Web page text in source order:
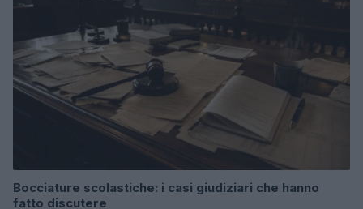
Bocciature scolastiche: i casi giudiziari che hanno
fatto discutere